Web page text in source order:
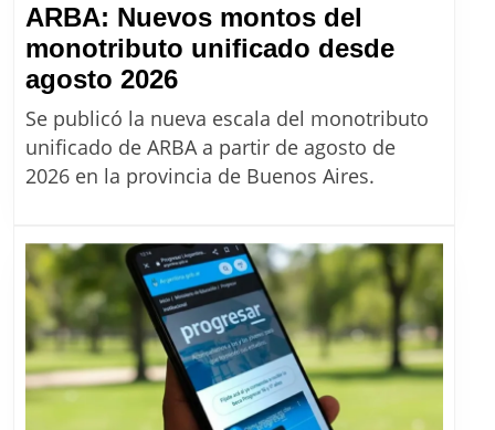
ARBA: Nuevos montos del
monotributo unificado desde
agosto 2026ARBA:
Nuevos
montos
del
desde
agosto
2026
Se publicó la nueva escala del monotributo
unificado de ARBA a partir de agosto de
2026 en la provincia de Buenos Aires.